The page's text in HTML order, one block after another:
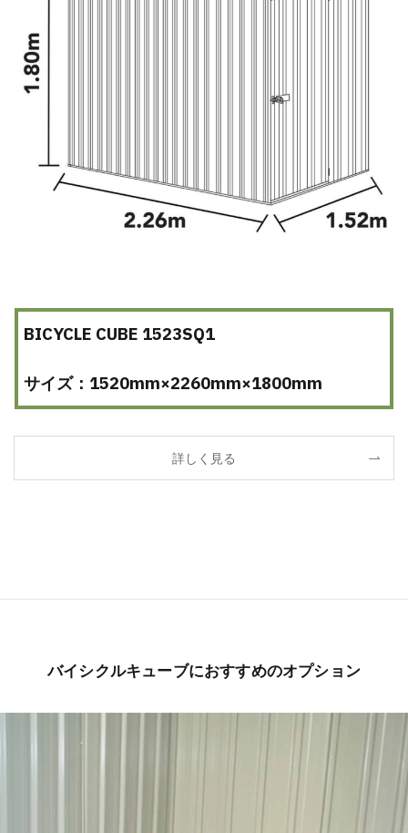
BICYCLE CUBE 1523SQ1
サイズ：1520mm×2260mm×1800mm
詳しく見る
バイシクルキューブにおすすめのオプション